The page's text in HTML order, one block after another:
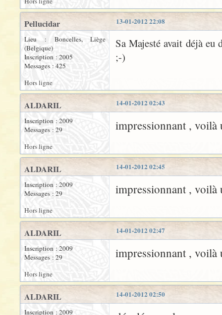
13-01-2012 22:08
Pellucidar
Lieu : Boncelles, Liège
(Belgique)
Inscription : 2005
Messages : 425
Sa Majesté avait déjà
;-)
Hors ligne
14-01-2012 02:43
ALDARIL
Inscription : 2009
Messages : 29
impressionnant ,
Hors ligne
14-01-2012 02:45
ALDARIL
Inscription : 2009
Messages : 29
impressionnant ,
Hors ligne
14-01-2012 02:47
ALDARIL
Inscription : 2009
Messages : 29
impressionnant ,
Hors ligne
14-01-2012 02:50
ALDARIL
Inscription : 2009